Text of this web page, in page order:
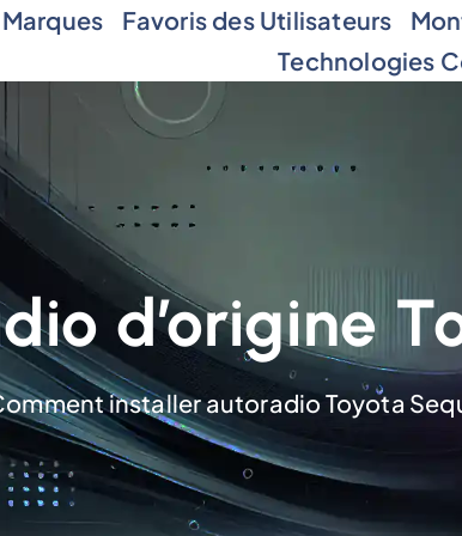
Favoris des Utilisateurs
Technologies
d’origine
installer autoradio Toyota